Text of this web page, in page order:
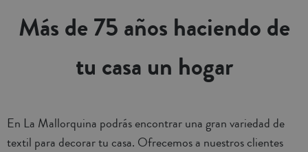
Más de 75 años haciendo de
tu casa un hogar
En La Mallorquina podrás encontrar una gran variedad de
textil para decorar tu casa. Ofrecemos a nuestros clientes